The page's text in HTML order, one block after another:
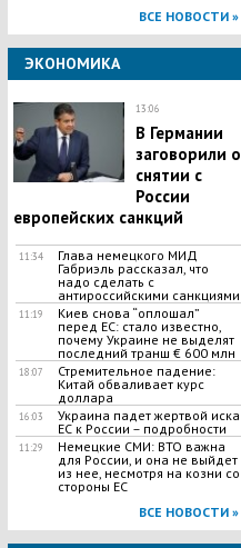
ВСЕ НОВОСТИ »
ЭКОНОМИКА
13:06
В Германии
заговорили о
снятии с
России
европейских санкций
11:34
Глава немецкого МИД
Габриэль рассказал, что
надо сделать с
антироссийскими санкциями
11:19
Киев снова “оплошал”
перед ЕС: стало известно,
почему Украине не выделят
последний транш € 600 млн
18:07
Стремительное падение:
Китай обваливает курс
доллара
16:03
Украина падет жертвой иска
ЕС к России – подробности
11:29
Немецкие СМИ: ВТО важна
для России, и она не выйдет
из нее, несмотря на козни со
стороны ЕС
ВСЕ НОВОСТИ »